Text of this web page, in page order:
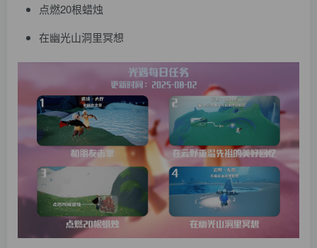
点燃20根蜡烛
在幽光山洞里冥想